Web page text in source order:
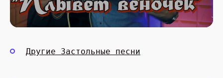
Другие Застольные песни